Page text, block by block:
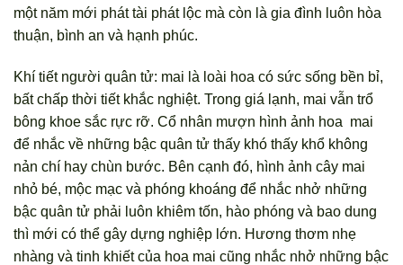
một năm mới phát tài phát lộc mà còn là gia đình luôn hòa
thuận, bình an và hạnh phúc.
Khí tiết người quân tử: mai là loài hoa có sức sống bền bỉ,
bất chấp thời tiết khắc nghiệt. Trong giá lạnh, mai vẫn trổ
bông khoe sắc rực rỡ. Cổ nhân mượn hình ảnh hoa mai
để nhắc về những bậc quân tử thấy khó thấy khổ không
nản chí hay chùn bước. Bên cạnh đó, hình ảnh cây mai
nhỏ bé, mộc mạc và phóng khoáng để nhắc nhở những
bậc quân tử phải luôn khiêm tốn, hào phóng và bao dung
thì mới có thể gây dựng nghiệp lớn. Hương thơm nhẹ
nhàng và tinh khiết của hoa mai cũng nhắc nhở những bậc